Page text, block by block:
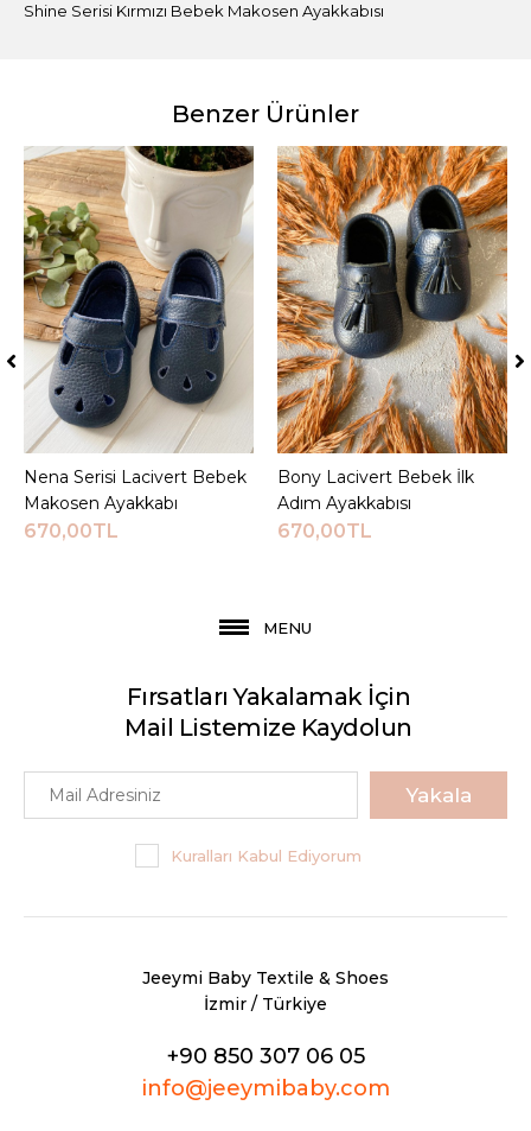
Shine Serisi Kırmızı Bebek Makosen Ayakkabısı
Benzer Ürünler
Sepete Ekle
Nena Serisi Lacivert Bebek
Makosen Ayakkabı
670,00TL
Sepete Ekle
Bony Lacivert Bebek İlk
Adım Ayakkabısı
670,00TL
MENU
Fırsatları Yakalamak İçin
Mail Listemize Kaydolun
Yakala
Kuralları Kabul Ediyorum
Jeeymi Baby Textile & Shoes
İzmir / Türkiye
+90 850 307 06 05
info@jeeymibaby.com